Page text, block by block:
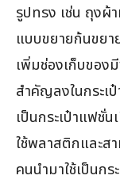
รูปทรง เช่น ถุงผ้
แบบขยายก้นขยา
เพิ่มช่องเก็บของ
สำคัญลงในกระเป๋
เป็นกระเป๋าแฟชั่น
ใช้พลาสติกและส
คนนำมาใช้เป็นก